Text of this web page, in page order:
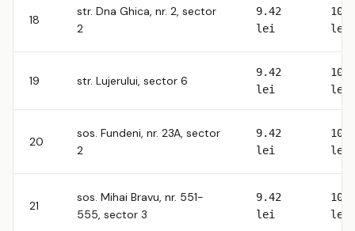
18
str. Dna Ghica, nr. 2, sector
2
9.42
lei
lei
19 str. Lujerului, sector 6
9.42
lei
lei
20
sos. Fundeni, nr. 23A, sector
2
9.42
lei
lei
21
sos. Mihai Bravu, nr. 551-
555, sector 3
9.42
lei
lei